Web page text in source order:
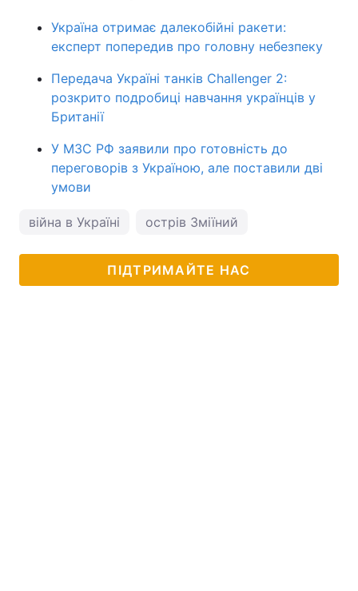
Україна отримає далекобійні ракети:
експерт попередив про головну небезпеку
Передача Україні танків Challenger 2:
розкрито подробиці навчання українців у
Британії
У МЗС РФ заявили про готовність до
переговорів з Україною, але поставили дві
умови
війна в Україні острів Зміїний
ПІДТРИМАЙТЕ НАС